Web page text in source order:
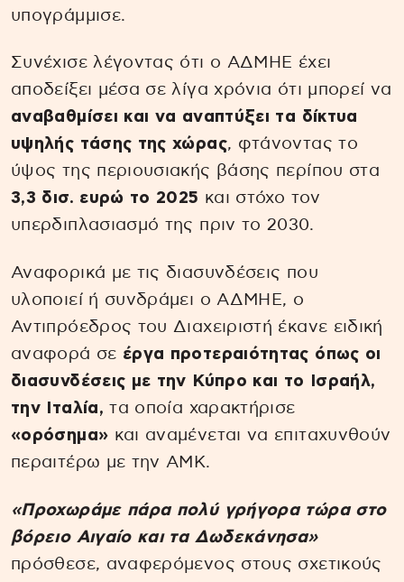
υπογράμμισε.
Συνέχισε λέγοντας ότι ο ΑΔΜΗΕ έχει
αποδείξει μέσα σε λίγα χρόνια ότι μπορεί να
αναβαθμίσει και να αναπτύξει τα δίκτυα
υψηλής τάσης της χώρας, φτάνοντας το
ύψος της περιουσιακής βάσης περίπου στα
3,3 δισ. ευρώ το 2025 και στόχο τον
υπερδιπλασιασμό της πριν το 2030.
Αναφορικά με τις διασυνδέσεις που
υλοποιεί ή συνδράμει ο ΑΔΜΗΕ, ο
Αντιπρόεδρος του Διαχειριστή έκανε ειδική
αναφορά σε έργα προτεραιότητας όπως οι
διασυνδέσεις με την Κύπρο και το Ισραήλ,
την Ιταλία, τα οποία χαρακτήρισε
«ορόσημα» και αναμένεται να επιταχυνθούν
περαιτέρω με την ΑΜΚ.
«Προχωράμε πάρα πολύ γρήγορα τώρα στο
βόρειο Αιγαίο και τα Δωδεκάνησα»
πρόσθεσε, αναφερόμενος στους σχετικούς